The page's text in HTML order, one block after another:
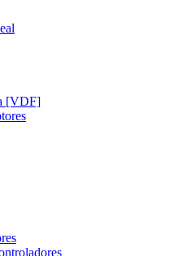
[VDF]